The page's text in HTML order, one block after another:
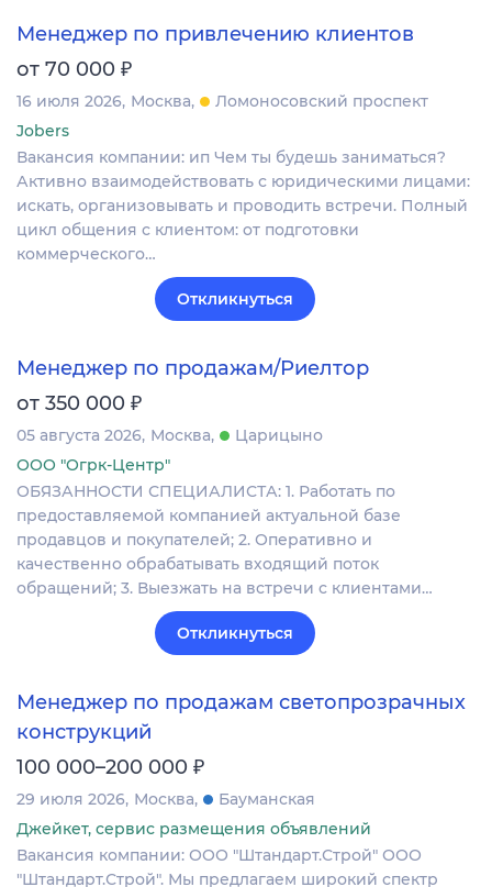
Менеджер по привлечению клиентов
от 70 000 ₽
16 июля 2026 Москва
Ломоносовский проспект
Jobers
Вакансия компании: ип Чем ты будешь заниматься?
Активно взаимодействовать с юридическими лицами:
искать, организовывать и проводить встречи. Полный
цикл общения с клиентом: от подготовки
коммерческого…
Откликнуться
Менеджер по продажам/Риелтор
от 350 000 ₽
05 августа 2026 Москва
Царицыно
ООО "Огрк-Центр"
ОБЯЗАННОСТИ СПЕЦИАЛИСТА: 1. Работать по
предоставляемой компанией актуальной базе
продавцов и покупателей; 2. Оперативно и
качественно обрабатывать входящий поток
обращений; 3. Выезжать на встречи с клиентами…
Откликнуться
Менеджер по продажам светопрозрачных
конструкций
100 000–200 000 ₽
29 июля 2026 Москва
Бауманская
Джейкет, сервис размещения объявлений
Вакансия компании: ООО "Штандарт.Строй" ООО
"Штандарт.Строй". Мы предлагаем широкий спектр